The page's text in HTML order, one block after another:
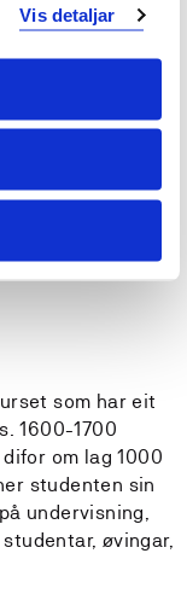
Vis detaljar
øvingar og
faglege
val.
som har eit
1600-1700
om lag 1000
studenten sin
undervisning,
øvingar,